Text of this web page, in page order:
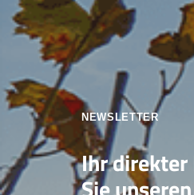
NEWSLETTER
Ihr direkter